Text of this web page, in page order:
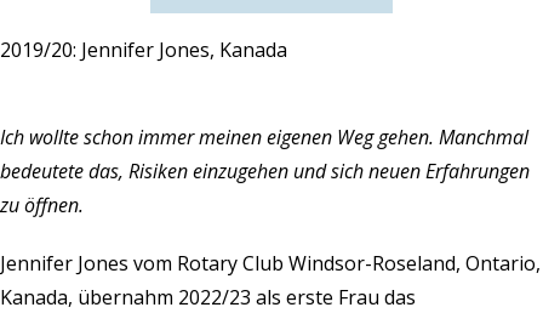
2019/20: Jennifer Jones, Kanada
Ich wollte schon immer meinen eigenen Weg gehen. Manchmal
bedeutete das, Risiken einzugehen und sich neuen Erfahrungen
zu öffnen.
Jennifer Jones vom Rotary Club Windsor-Roseland, Ontario,
Kanada, übernahm 2022/23 als erste Frau das